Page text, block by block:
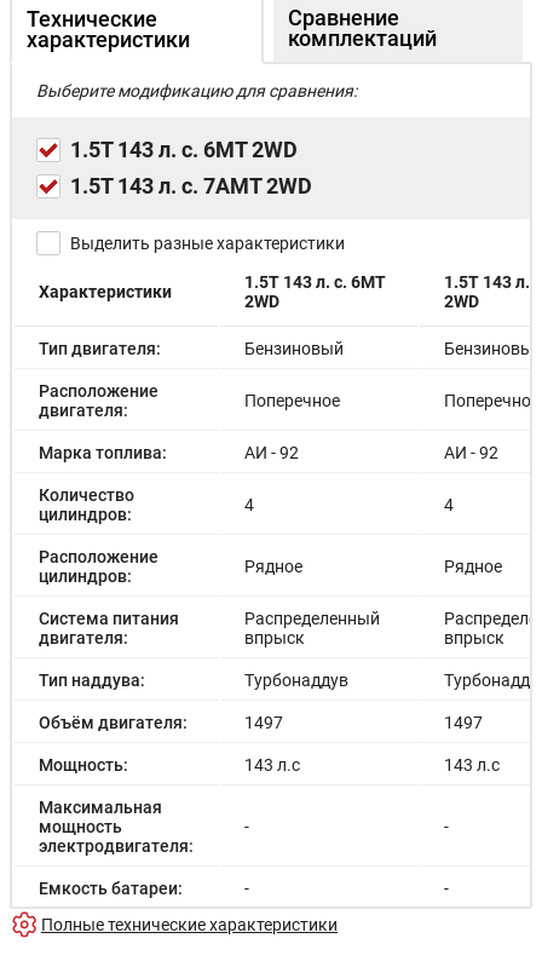
Технические
характеристики
Сравнение
комплектаций
Выберите модификацию для сравнения:
1.5T 143 л. с. 6MT 2WD
1.5T 143 л. с. 7AMT 2WD
Выделить разные характеристики
Характеристики
1.5T 143 л. с. 6MT
2WD
1.5T 143 л.
2WD
Тип двигателя: Бензиновый Бензиновый
Расположение
двигателя:
Поперечное Поперечное
Марка топлива: АИ - 92 АИ - 92
Количество
цилиндров:
4 4
Расположение
цилиндров:
Рядное Рядное
Система питания
двигателя:
Распределенный
впрыск
впрыск
Тип наддува: Турбонаддув
Объём двигателя: 1497 1497
Мощность: 143 л.с 143 л.с
Максимальная
мощность
электродвигателя:
- -
Емкость батареи: - -
Запас хода на
Полные технические характеристики